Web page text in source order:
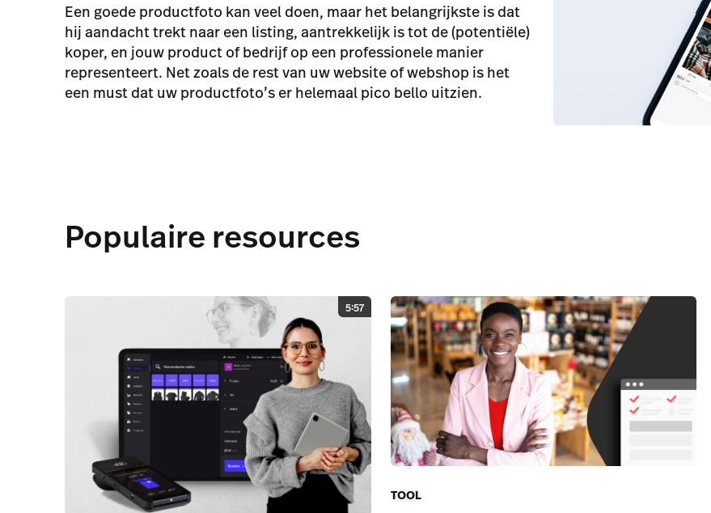
Een goede productfoto kan veel doen, maar het belangrijkste is dat
hij aandacht trekt naar een listing, aantrekkelijk is tot de (potentiële)
koper, en jouw product of bedrijf op een professionele manier
representeert. Net zoals de rest van uw website of webshop is het
een must dat uw productfoto’s er helemaal pico bello uitzien.
Populaire resources
5:57
TOOL